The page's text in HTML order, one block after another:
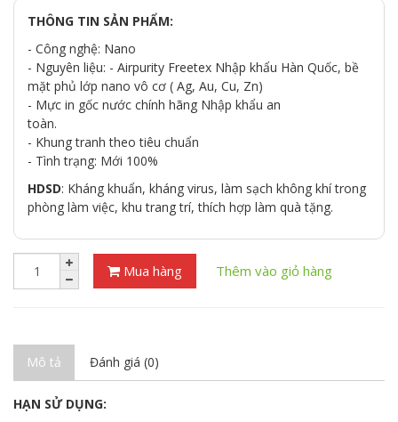
THÔNG TIN SẢN PHẨM:
- Công nghệ: Nano
- Nguyên liệu: - Airpurity Freetex Nhập khẩu Hàn Quốc, bề
mặt phủ lớp nano vô cơ ( Ag, Au, Cu, Zn)
- Mực in gốc nước chính hãng Nhập khẩu an
toàn.
- Khung tranh theo tiêu chuẩn
- Tình trạng: Mới 100%
HDSD: Kháng khuẩn, kháng virus, làm sạch không khí trong
phòng làm việc, khu trang trí, thích hợp làm quà tặng.
Mua hàng Thêm vào giỏ hàng
Mô tả Đánh giá (0)
HẠN SỬ DỤNG: